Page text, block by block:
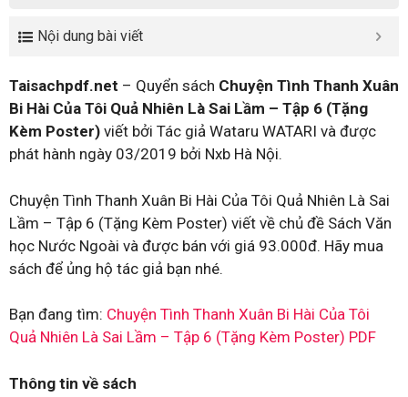
Nội dung bài viết
Taisachpdf.net – Quyển sách Chuyện Tình Thanh Xuân
Bi Hài Của Tôi Quả Nhiên Là Sai Lầm – Tập 6 (Tặng
Kèm Poster) viết bởi Tác giả Wataru WATARI và được
phát hành ngày 03/2019 bởi Nxb Hà Nội.
Chuyện Tình Thanh Xuân Bi Hài Của Tôi Quả Nhiên Là Sai
Lầm – Tập 6 (Tặng Kèm Poster) viết về chủ đề Sách Văn
học Nước Ngoài và được bán với giá 93.000đ. Hãy mua
sách để ủng hộ tác giả bạn nhé.
Bạn đang tìm: Chuyện Tình Thanh Xuân Bi Hài Của Tôi
Quả Nhiên Là Sai Lầm – Tập 6 (Tặng Kèm Poster) PDF
Thông tin về sách